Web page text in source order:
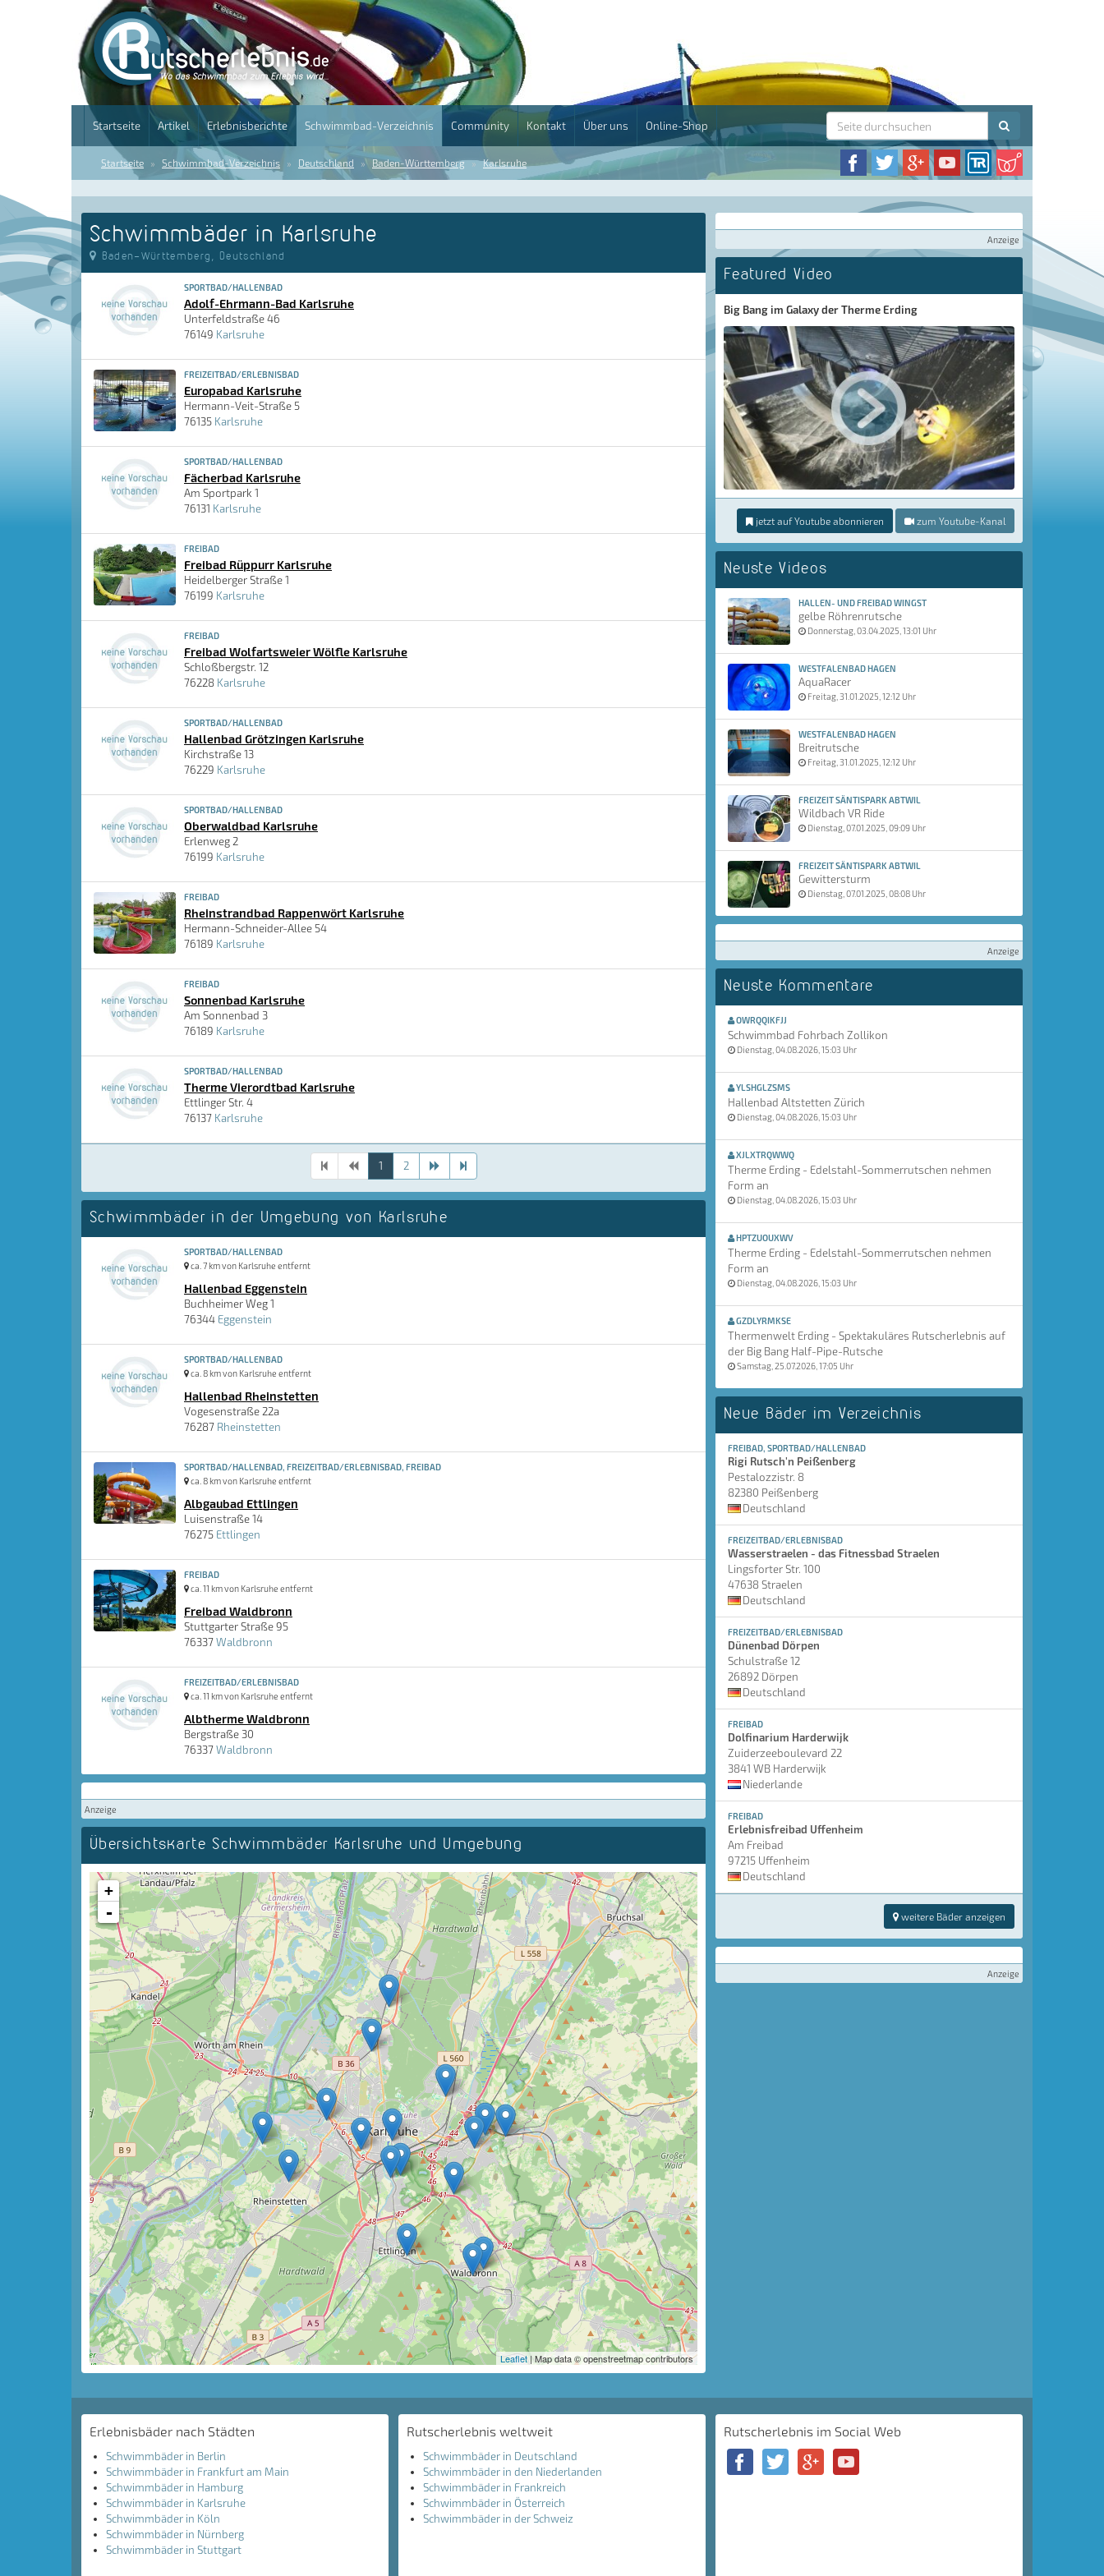
Startseite Artikel Erlebnisberichte Schwimmbad-Verzeichnis Community Kontakt Über uns Online-Shop
Startseite Schwimmbad-Verzeichnis Deutschland Baden-Württemberg Karlsruhe
Schwimmbäder in Karlsruhe
Baden-Württemberg, Deutschland
SPORTBAD/HALLENBAD
Adolf-Ehrmann-Bad Karlsruhe
Unterfeldstraße 46
76149 Karlsruhe
FREIZEITBAD/ERLEBNISBAD
Europabad Karlsruhe
Hermann-Veit-Straße 5
76135 Karlsruhe
SPORTBAD/HALLENBAD
Fächerbad Karlsruhe
Am Sportpark 1
76131 Karlsruhe
FREIBAD
Freibad Rüppurr Karlsruhe
Heidelberger Straße 1
76199 Karlsruhe
FREIBAD
Freibad Wolfartsweier Wölfle Karlsruhe
Schloßbergstr. 12
76228 Karlsruhe
SPORTBAD/HALLENBAD
Hallenbad Grötzingen Karlsruhe
Kirchstraße 13
76229 Karlsruhe
SPORTBAD/HALLENBAD
Oberwaldbad Karlsruhe
Erlenweg 2
76199 Karlsruhe
FREIBAD
Rheinstrandbad Rappenwört Karlsruhe
Hermann-Schneider-Allee 54
76189 Karlsruhe
FREIBAD
Sonnenbad Karlsruhe
Am Sonnenbad 3
76189 Karlsruhe
SPORTBAD/HALLENBAD
Therme Vierordtbad Karlsruhe
Ettlinger Str. 4
76137 Karlsruhe
1 2
Schwimmbäder in der Umgebung von Karlsruhe
SPORTBAD/HALLENBAD
ca. 7 km von Karlsruhe entfernt
Hallenbad Eggenstein
Buchheimer Weg 1
76344 Eggenstein
SPORTBAD/HALLENBAD
ca. 8 km von Karlsruhe entfernt
Hallenbad Rheinstetten
Vogesenstraße 22a
76287 Rheinstetten
SPORTBAD/HALLENBAD, FREIZEITBAD/ERLEBNISBAD, FREIBAD
ca. 8 km von Karlsruhe entfernt
Albgaubad Ettlingen
Luisenstraße 14
76275 Ettlingen
FREIBAD
ca. 11 km von Karlsruhe entfernt
Freibad Waldbronn
Stuttgarter Straße 95
76337Waldbronn
FREIZEITBAD/ERLEBNISBAD
ca. 11 km von Karlsruhe entfernt
Albtherme Waldbronn
Bergstraße 30
76337Waldbronn
Anzeige
Übersichtskarte Schwimmbäder Karlsruhe und Umgebung
+
-
Leaflet| Map data © openstreetmap contributors
Anzeige
Featured Video
Big Bang im Galaxy der Therme Erding
jetzt auf Youtube abonnieren zum Youtube-Kanal
Neuste Videos
HALLEN- UND FREIBAD WINGST
gelbe Röhrenrutsche
Donnerstag, 03.04.2025, 13:01 Uhr
WESTFALENBAD HAGEN
AquaRacer
Freitag, 31.01.2025, 12:12 Uhr
WESTFALENBAD HAGEN
Breitrutsche
Freitag, 31.01.2025, 12:12 Uhr
FREIZEIT SÄNTISPARK ABTWIL
Wildbach VR Ride
Dienstag, 07.01.2025, 09:09 Uhr
FREIZEIT SÄNTISPARK ABTWIL
Gewittersturm
Dienstag, 07.01.2025, 08:08 Uhr
Anzeige
Neuste Kommentare
OWRQQIKFJJ
Schwimmbad Fohrbach Zollikon
Dienstag, 04.08.2026, 15:03 Uhr
YLSHGLZSMS
Hallenbad Altstetten Zürich
Dienstag, 04.08.2026, 15:03 Uhr
XJLXTRQWWQ
Therme Erding - Edelstahl-Sommerrutschen nehmen
Form an
Dienstag, 04.08.2026, 15:03 Uhr
HPTZUOUXWV
Therme Erding - Edelstahl-Sommerrutschen nehmen
Form an
Dienstag, 04.08.2026, 15:03 Uhr
GZDLYRMKSE
Thermenwelt Erding - Spektakuläres Rutscherlebnis auf
der Big Bang Half-Pipe-Rutsche
Samstag, 25.07.2026, 17:05 Uhr
Neue Bäder im Verzeichnis
FREIBAD, SPORTBAD/HALLENBAD
Rigi Rutsch'n Peißenberg
Pestalozzistr. 8
82380 Peißenberg
Deutschland
FREIZEITBAD/ERLEBNISBAD
Wasserstraelen - das Fitnessbad Straelen
Lingsforter Str. 100
47638 Straelen
Deutschland
FREIZEITBAD/ERLEBNISBAD
Dünenbad Dörpen
Schulstraße 12
26892 Dörpen
Deutschland
FREIBAD
Dolfinarium Harderwijk
Zuiderzeeboulevard 22
3841 WB Harderwijk
Niederlande
FREIBAD
Erlebnisfreibad Uffenheim
Am Freibad
97215 Uffenheim
Deutschland
weitere Bäder anzeigen
Anzeige
Erlebnisbäder nach Städten
Schwimmbäder in Berlin
Schwimmbäder in Frankfurt am Main
Schwimmbäder in Hamburg
Schwimmbäder in Karlsruhe
Schwimmbäder in Köln
Schwimmbäder in Nürnberg
Schwimmbäder in Stuttgart
Rutscherlebnis weltweit
Schwimmbäder in Deutschland
Schwimmbäder in den Niederlanden
Schwimmbäder in Frankreich
Schwimmbäder in Österreich
Schwimmbäder in der Schweiz
Rutscherlebnis im Social Web